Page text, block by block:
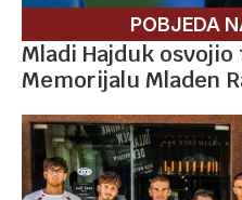
POBJEDA
Mladi Hajduk
Memorijalu Mladen